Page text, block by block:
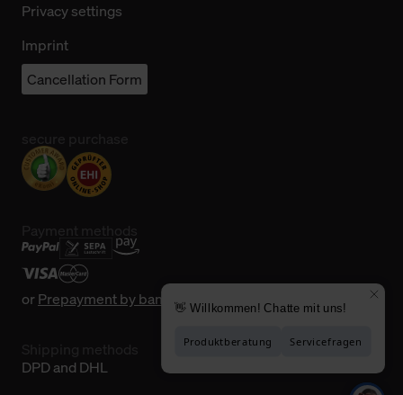
Privacy settings
Imprint
Cancellation Form
orPrepayment by bank transfer
DPD and DHL